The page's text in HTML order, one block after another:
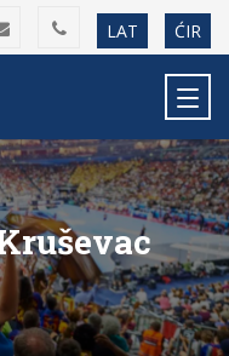
LAT ĆIR